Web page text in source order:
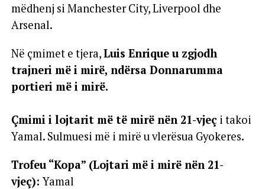
mëdhenj si Manchester City, Liverpool dhe
Arsenal.
Në çmimet e tjera,Luis Enrique u zgjodh
trajneri më i mirë, ndërsa Donnarumma
portieri më i mirë.
Çmimi i lojtarit më të mirë nën 21-vjeç i takoi
Yamal. Sulmuesi më i mirë u vlerësua Gyokeres.
Trofeu “Kopa” (Lojtari më i mirë nën 21-
vjeç):Yamal